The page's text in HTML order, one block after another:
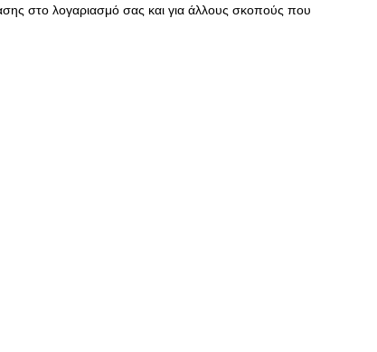
στο λογαριασμό σας και για άλλους σκοπούς που